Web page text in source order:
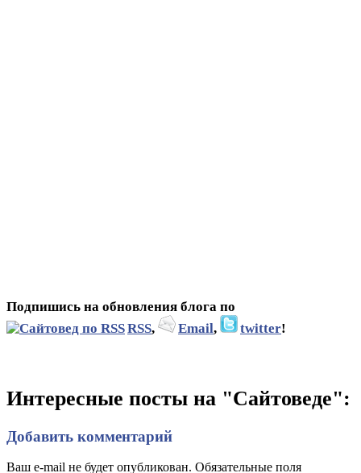
Подпишись на обновления блога по
RSS, Email, twitter!
Интересные посты на "Сайтоведе":
Добавить комментарий
Ваш e-mail не будет опубликован. Обязательные поля